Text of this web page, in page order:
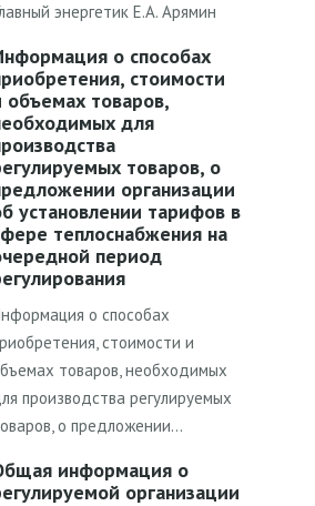
энергетик Е.А. Арямин
стоимости
объемах товаров,
для
товаров, о
организации
установлении тарифов в
теплоснабжения на
период
о способах
стоимости и
товаров, необходимых
производства регулируемых
о предложении…
о
организации